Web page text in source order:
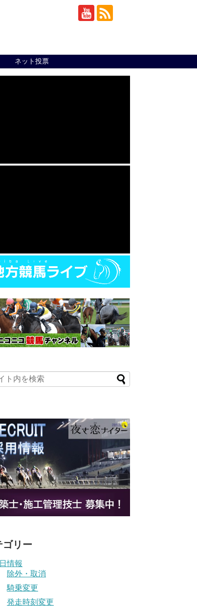
ネット投票
ゴリー
情報
除外・取消
騎乗変更
発走時刻変更